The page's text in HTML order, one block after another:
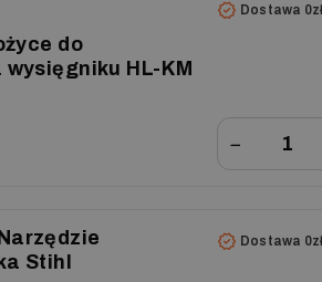
do
wysięgniku HL-KM
Dostawa 0zł
−
Stihl
Dostawa 0zł